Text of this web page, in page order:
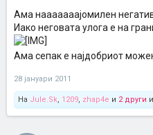
Aма нааааааајомилен
Иако неговата улога е на
Ама сепак е најдобриот
28 јануари 2011
На Jule.Sk, 1209, zhap4e и 2 други